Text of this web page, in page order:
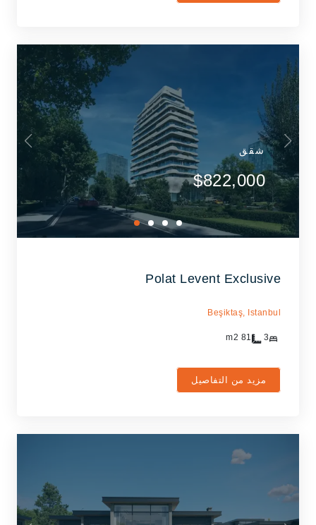
شقق
$822,000
Polat Levent Exclusive
Beşiktaş, Istanbul
3
81
مزيد من التفاصيل